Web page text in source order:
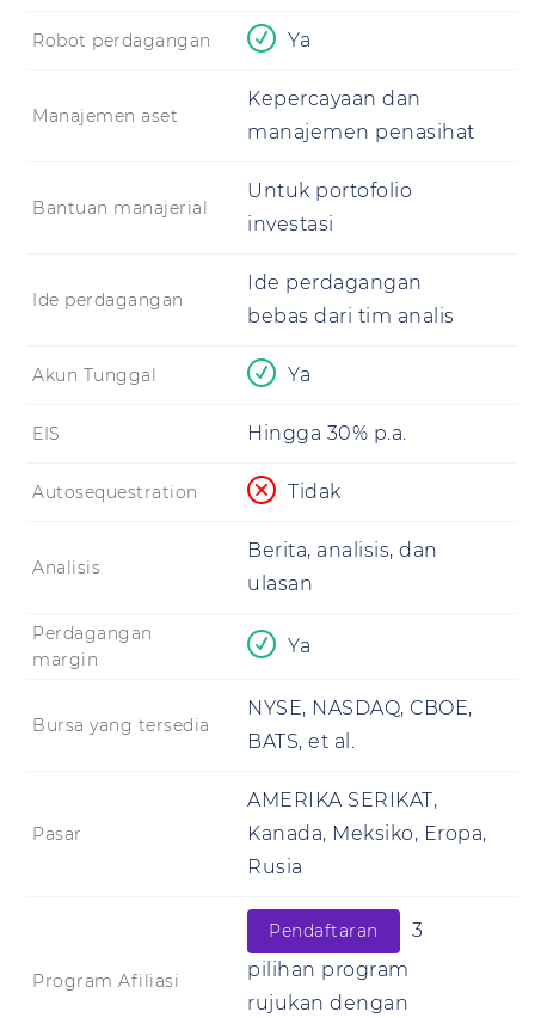
Robot perdagangan Ya
Manajemen aset
Kepercayaan dan
manajemen penasihat
Bantuan manajerial
Untuk portofolio
investasi
Ide perdagangan
Ide perdagangan
bebas dari tim analis
Akun Tunggal Ya
EIS Hingga 30% p.a.
Autosequestration Tidak
Analisis
Berita, analisis, dan
ulasan
Perdagangan
margin
Ya
Bursa yang tersedia
NYSE, NASDAQ, CBOE,
BATS, et al.
Pasar
AMERIKA SERIKAT,
Kanada, Meksiko, Eropa,
Rusia
Program Afiliasi
Pendaftaran
3
pilihan program
rujukan dengan